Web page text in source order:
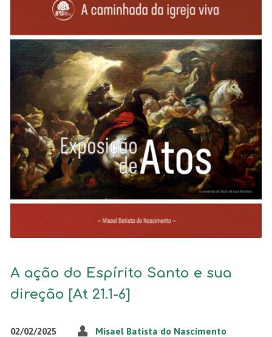
A ação do Espírito Santo e sua
direção [At 21.1-6]
02/02/2025 Misael Batista do Nascimento